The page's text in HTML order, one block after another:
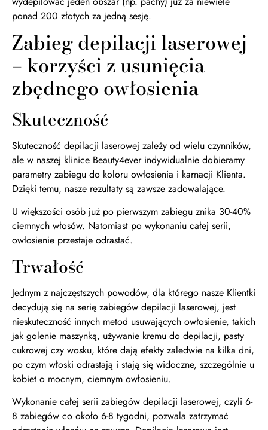
ponad 200 złotych za jedną sesję.
Zabieg depilacji laserowej
– korzyści z usunięcia
zbędnego owłosienia
Skuteczność
Skuteczność depilacji laserowej zależy od wielu czynników,
ale w naszej klinice Beauty4ever indywidualnie dobieramy
parametry zabiegu do koloru owłosienia i karnacji Klienta.
Dzięki temu, nasze rezultaty są zawsze zadowalające.
U większości osób już po pierwszym zabiegu znika 30-40%
ciemnych włosów. Natomiast po wykonaniu całej serii,
owłosienie przestaje odrastać.
Trwałość
Jednym z najczęstszych powodów, dla którego nasze Klientki
decydują się na serię zabiegów depilacji laserowej, jest
nieskuteczność innych metod usuwających owłosienie, takich
jak golenie maszynką, używanie kremu do depilacji, pasty
cukrowej czy wosku, które dają efekty zaledwie na kilka dni,
po czym włoski odrastają i stają się widoczne, szczególnie u
kobiet o mocnym, ciemnym owłosieniu.
Wykonanie całej serii zabiegów depilacji laserowej, czyli 6-
8 zabiegów co około 6-8 tygodni, pozwala zatrzymać